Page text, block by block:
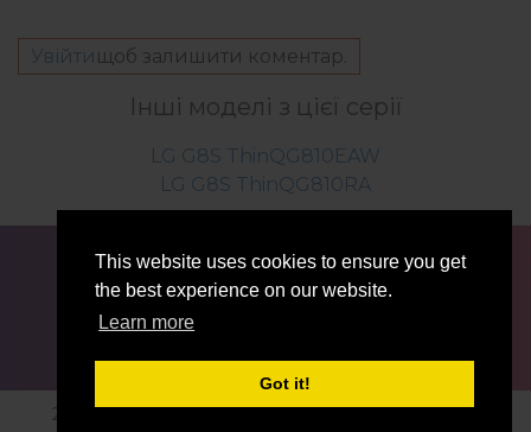
This website uses cookies to ensure you get
the best experience on our website.
Learn more
Got it!
Увійти щоб залишити коментар.
Інші моделі з цієї серії
LG G8S ThinQG810EAW
LG G8S ThinQG810RA
ПРИВАТНІСТЬ
2016-2026 © lg-firmwares.com |Усі права захищені.